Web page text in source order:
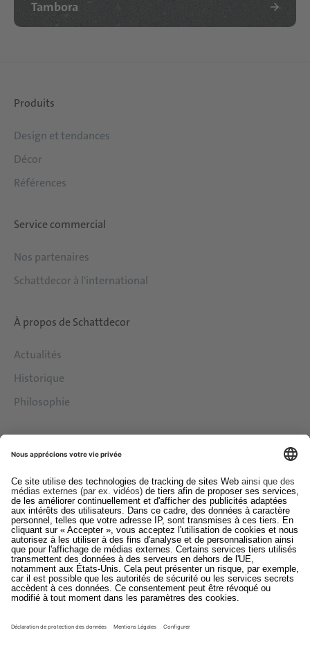
Tambora
Produits
Design et tendances
Décor
Références
Service commercial
Nos partenaires
Schattdecor à l'international
À propos de Schattdecor
Actualités
Historique
Philosophie
Downloads
Contact
EDI